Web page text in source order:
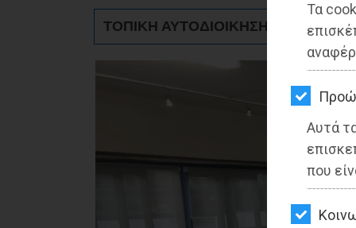
Τα
Αυτά
που
ΤΟΠΙΚΗ ΑΥΤΟΔΙΟΙΚΗΣΗ -